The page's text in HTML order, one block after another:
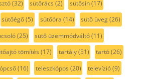
(32) sütőrács (2) sütősín(17)
sütőégő(5) sütőóra (14) sütő üveg(26)
(25) sütő üzemmódváltó(11)
tömítés (17) tartály(51) tartó(26)
(16) teleszkópos (20) televízió(9)